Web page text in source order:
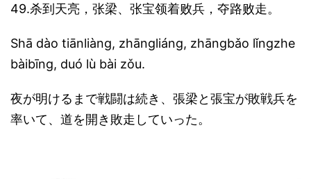
49.杀到天亮，张梁、张宝领着败兵，夺路败走。
Shā dào tiānliàng, zhāngliáng, zhāngbǎo lǐngzhe
bàibīng, duó lù bài zǒu.
夜が明けるまで戦闘は続き、張梁と張宝が敗戦兵を
率いて、道を開き敗走していった。